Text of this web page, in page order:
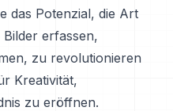
das Potenzial, die Art
Bilder erfassen,
zu revolutionieren
Kreativität,
zu eröffnen.